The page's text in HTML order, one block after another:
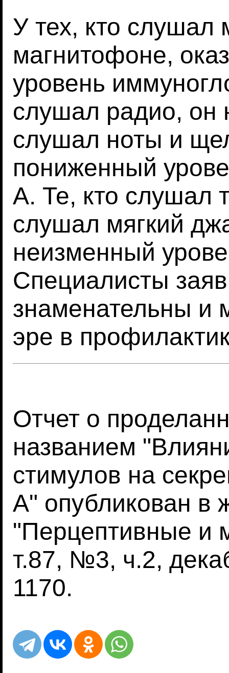
У тех, кто слушал
магнитофоне,
уровень
слушал радио, он
слушал ноты и
пониженный
А. Те, кто слушал
слушал мягкий
неизменный
Специалисты
знаменательны и
эре в
Отчет о
названием
стимулов на
А" опубликован в
"Перцептивные и
т.87, №3, ч.2,
1170.